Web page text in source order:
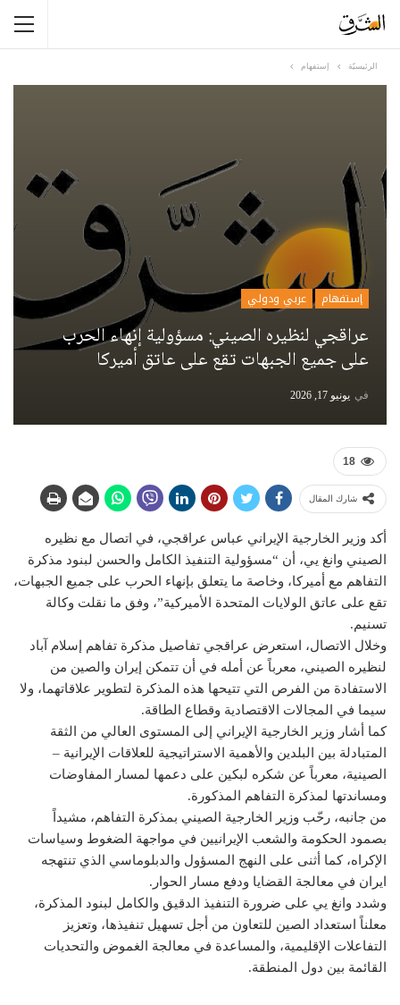
الرئيسيّة إستفهام
إستفهام عربي ودولي
عراقجي لنظيره الصيني: مسؤولية إنهاء الحرب
على جميع الجبهات تقع على عاتق أميركا
في يونيو 17, 2026
18
شارك المقال
أكد وزير الخارجية الإيراني عباس عراقجي، في اتصال مع نظيره
الصيني وانغ يي، أن “مسؤولية التنفيذ الكامل والحسن لبنود مذكرة
التفاهم مع أميركا، وخاصة ما يتعلق بإنهاء الحرب على جميع الجبهات،
تقع على عاتق الولايات المتحدة الأميركية”، وفق ما نقلت وكالة
تسنيم.
وخلال الاتصال، استعرض عراقجي تفاصيل مذكرة تفاهم إسلام آباد
لنظيره الصيني، معرباً عن أمله في أن تتمكن إيران والصين من
الاستفادة من الفرص التي تتيحها هذه المذكرة لتطوير علاقاتهما، ولا
سيما في المجالات الاقتصادية وقطاع الطاقة.
كما أشار وزير الخارجية الإيراني إلى المستوى العالي من الثقة
المتبادلة بين البلدين والأهمية الاستراتيجية للعلاقات الإيرانية –
الصينية، معرباً عن شكره لبكين على دعمها لمسار المفاوضات
ومساندتها لمذكرة التفاهم المذكورة.
من جانبه، رحّب وزير الخارجية الصيني بمذكرة التفاهم، مشيداً
بصمود الحكومة والشعب الإيرانيين في مواجهة الضغوط وسياسات
الإكراه، كما أثنى على النهج المسؤول والدبلوماسي الذي تنتهجه
ايران في معالجة القضايا ودفع مسار الحوار.
وشدد وانغ يي على ضرورة التنفيذ الدقيق والكامل لبنود المذكرة،
معلناً استعداد الصين للتعاون من أجل تسهيل تنفيذها، وتعزيز
التفاعلات الإقليمية، والمساعدة في معالجة الغموض والتحديات
القائمة بين دول المنطقة.